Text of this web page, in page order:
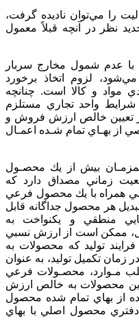
را مي‌توان‌ ناديده‌ گرفت‌،
نظر در آنچه‌ قبلاً معمول‌
با عدم‌ شمول‌ مخارج‌ سربار
لزوم‌ اتخاذ برخورد
مواد و کالا است‌. چنانچه‌
شرايط‌ واحد تجاري‌ مستلزم‌
در تعيين‌ خالص‌ ارزش‌ فروش‌ و
از بهـاي‌ تمام‌ شـده‌ اعمـال‌
همزمـان‌ بيش‌ از يك‌ محصـول‌
زماني‌ مصداق‌ دارد كه‌
همراه‌ با يك‌ محصول‌ فرعي‌
هر محصول‌ جداگانه‌ قابل‌
منطقي‌ و يكنواخت‌ به‌
ممكن‌ است‌ از ارزش‌ نسبي‌
توليد كه‌ محصولات‌ به‌
زمان‌ تكميل‌ توليد، به عنوان‌
مـوارد، محصـولات‌ فرعي‌
اين‌ محصولات‌ به‌ خالص‌ ارزش‌
از بهاي‌ تمام شده‌ محصول‌
محصول‌ اصلي‌ با بهاي‌